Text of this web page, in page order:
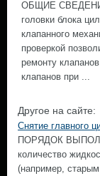
ОБЩИЕ
головки блока
клапанного
проверкой
ремонту
клапанов при ...
Другое на сайте:
Снятие главного
ПОРЯДОК
количество
(например,